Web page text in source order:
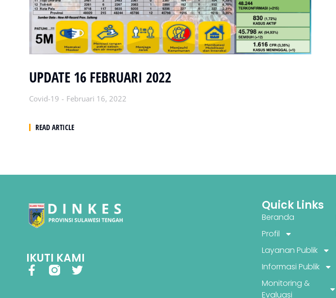
UPDATE 16 FEBRUARI 2022
Covid-19 Februari 16, 2022
READ ARTICLE
IKUTI KAMI
Quick Links
Beranda
Profil
Layanan Publik
Informasi Publik
Monitoring &
Evaluasi